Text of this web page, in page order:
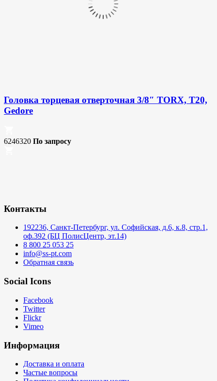
Головка торцевая отверточная 3/8″ TORX, T20,
Gedore
6246320 По запросу
Контакты
192236, Санкт-Петербург, ул. Софийская, д.6, к.8, стр.1,
оф.392 (БЦ ПолисЦентр, эт.14)
8 800 25 053 25
info@ss-pt.com
Обратная связь
Social Icons
Facebook
Twitter
Flickr
Vimeo
Информация
Доставка и оплата
Частые вопросы